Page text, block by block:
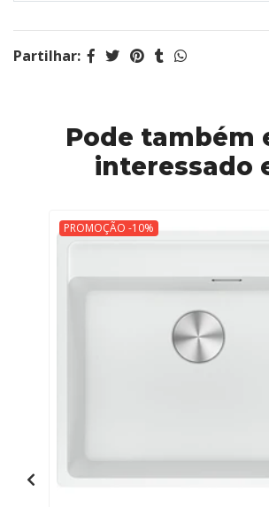
Partilhar:
Pode também
interessado
PROMOÇÃO -10%